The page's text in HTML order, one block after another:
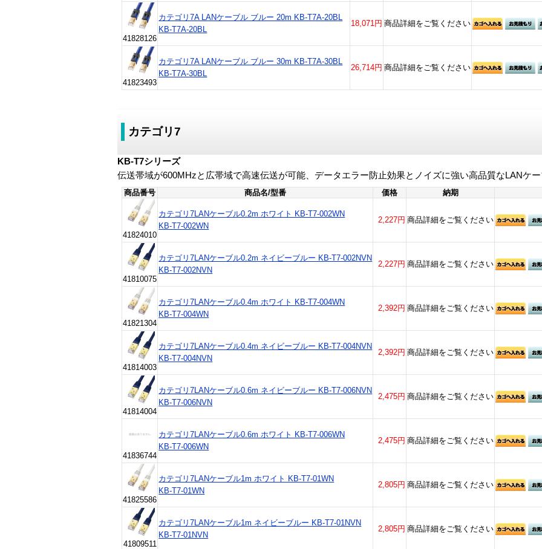
41828126
カテゴリ7A LANケーブル ブルー 20m KB-T7A-20BL
KB-T7A-20BL
18,071円 商品詳細をご覧ください
41823493
カテゴリ7A LANケーブル ブルー 30m KB-T7A-30BL
KB-T7A-30BL
26,714円 商品詳細をご覧ください
カテゴリ7
KB-T7シリーズ
伝送帯域が600MHzと広帯域で高速伝送が可能、データエラー防止効果とノイズに強い高品質なLANケ
商品番号 商品名/型番 価格 納期
41824010
カテゴリ7LANケーブル0.2m ホワイト KB-T7-002WN
KB-T7-002WN
2,227円 商品詳細をご覧ください
41810075
カテゴリ7LANケーブル0.2m ネイビーブルー KB-T7-002NVN
KB-T7-002NVN
2,227円 商品詳細をご覧ください
41821304
カテゴリ7LANケーブル0.4m ホワイト KB-T7-004WN
KB-T7-004WN
2,392円 商品詳細をご覧ください
41814003
カテゴリ7LANケーブル0.4m ネイビーブルー KB-T7-004NVN
KB-T7-004NVN
2,392円 商品詳細をご覧ください
41814004
カテゴリ7LANケーブル0.6m ネイビーブルー KB-T7-006NVN
KB-T7-006NVN
2,475円 商品詳細をご覧ください
41836744
カテゴリ7LANケーブル0.6m ホワイト KB-T7-006WN
KB-T7-006WN
2,475円 商品詳細をご覧ください
41825586
カテゴリ7LANケーブル1m ホワイト KB-T7-01WN
KB-T7-01WN
2,805円 商品詳細をご覧ください
41809511
カテゴリ7LANケーブル1m ネイビーブルー KB-T7-01NVN
KB-T7-01NVN
2,805円 商品詳細をご覧ください